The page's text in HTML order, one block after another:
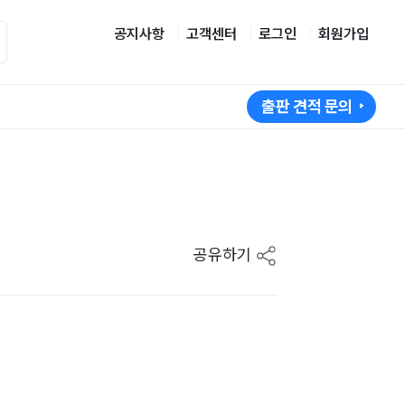
공지사항 고객센터 로그인 회원가입
출판 견적 문의
공유하기